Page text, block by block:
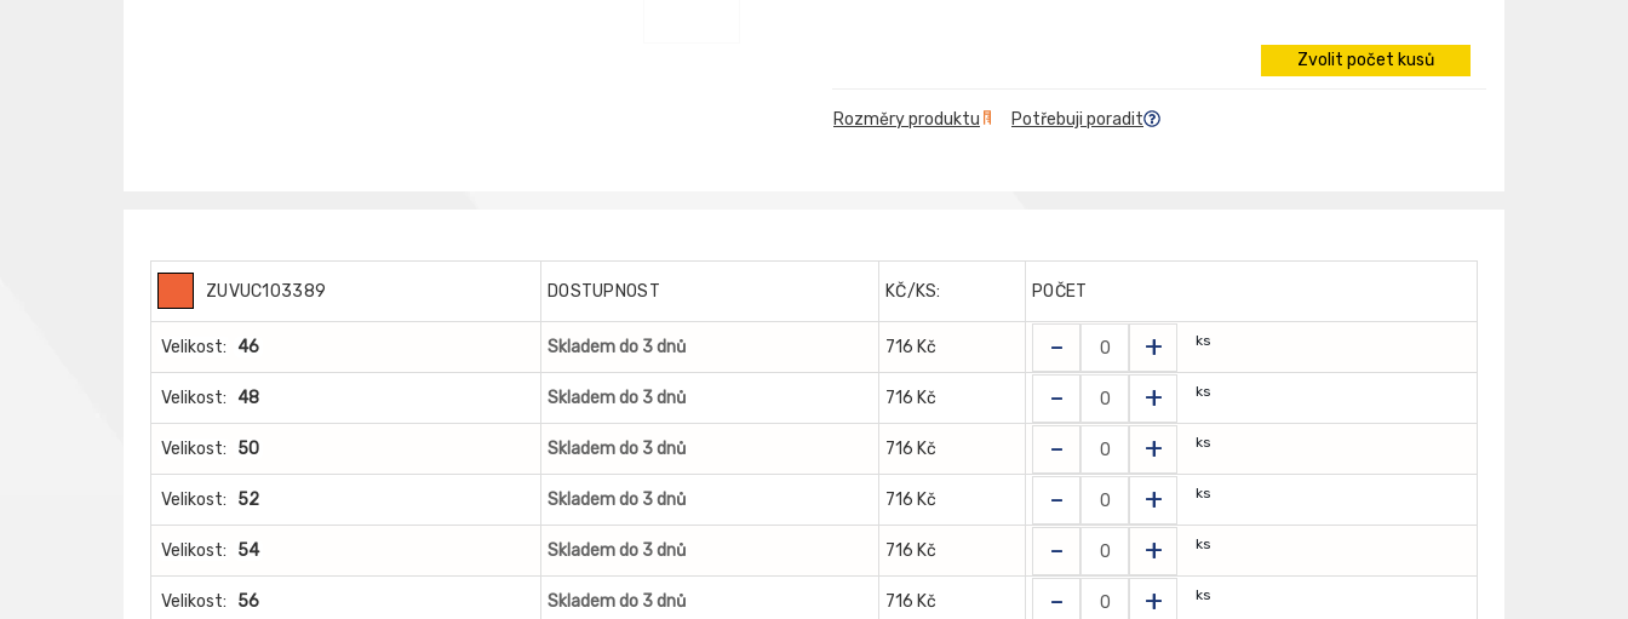
Zvolit počet kusů
Rozměry produktu Potřebuji poradit
ZUVUC103389 DOSTUPNOST KČ/KS: POČET
Velikost: 46 Skladem do 3 dnů 716 Kč - + ks
Velikost: 48 Skladem do 3 dnů 716 Kč - + ks
Velikost: 50 Skladem do 3 dnů 716 Kč - + ks
Velikost: 52 Skladem do 3 dnů 716 Kč - + ks
Velikost: 54 Skladem do 3 dnů 716 Kč - + ks
Velikost: 56 Skladem do 3 dnů 716 Kč - + ks